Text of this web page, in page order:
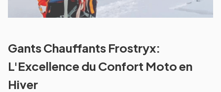
Gants Chauffants Frostryx:
L'Excellence du Confort Moto en
Hiver